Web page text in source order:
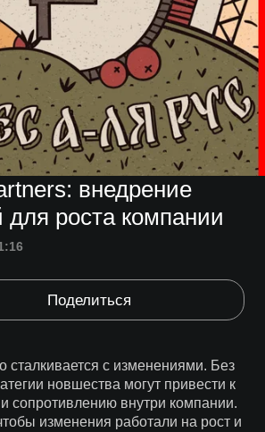
внедрение
для роста компании
Поделиться
сталкивается с изменениями. Без
новшества могут привести к
сопротивлению внутри компании.
изменения работали на рост и